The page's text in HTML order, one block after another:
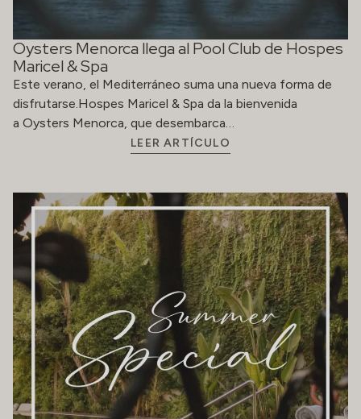
Oysters Menorca llega al Pool Club de Hospes
Maricel & Spa
Este verano, el Mediterráneo suma una nueva forma de
disfrutarse.Hospes Maricel & Spa da la bienvenida
a Oysters Menorca, que desembarca…
LEER ARTÍCULO